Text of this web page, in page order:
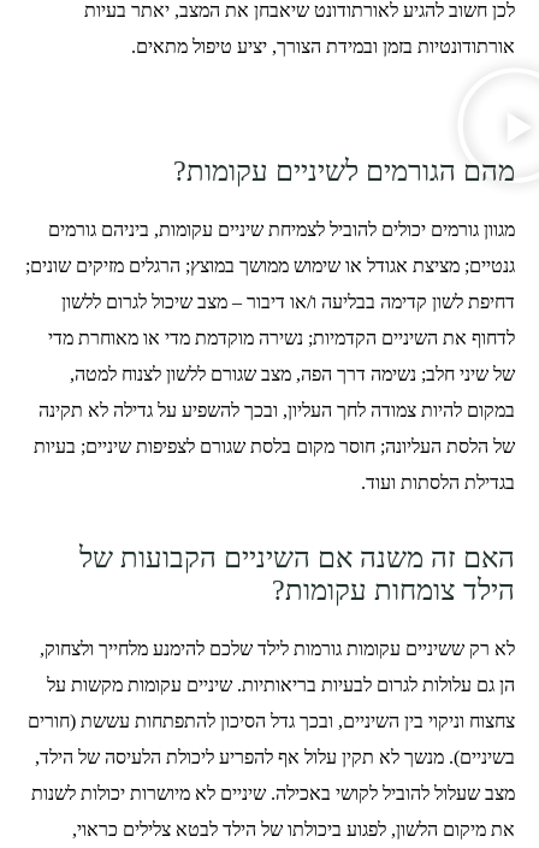
לכן חשוב להגיע לאורתודונט שיאבחן את המצב, יאתר בעיות
אורתודונטיות בזמן ובמידת הצורך, יציע טיפול מתאים.
מהם הגורמים לשיניים עקומות?
מגוון גורמים יכולים להוביל לצמיחת שיניים עקומות, ביניהם גורמים
גנטיים; מציצת אגודל או שימוש ממושך במוצץ; הרגלים מזיקים שונים;
דחיפת לשון קדימה בבליעה ו/או דיבור – מצב שיכול לגרום ללשון
לדחוף את השיניים הקדמיות; נשירה מוקדמת מדי או מאוחרת מדי
של שיני חלב; נשימה דרך הפה, מצב שגורם ללשון לצנוח למטה,
במקום להיות צמודה לחך העליון, ובכך להשפיע על גדילה לא תקינה
של הלסת העליונה; חוסר מקום בלסת שגורם לצפיפות שיניים; בעיות
בגדילת הלסתות ועוד.
האם זה משנה אם השיניים הקבועות של
הילד צומחות עקומות?
לא רק ששיניים עקומות גורמות לילד שלכם להימנע מלחייך ולצחוק,
הן גם עלולות לגרום לבעיות בריאותיות. שיניים עקומות מקשות על
צחצוח וניקוי בין השיניים, ובכך גדל הסיכון להתפתחות עששת (חורים
בשיניים). מנשך לא תקין עלול אף להפריע ליכולת הלעיסה של הילד,
מצב שעלול להוביל לקושי באכילה. שיניים לא מיושרות יכולות לשנות
את מיקום הלשון, לפגוע ביכולתו של הילד לבטא צלילים כראוי,